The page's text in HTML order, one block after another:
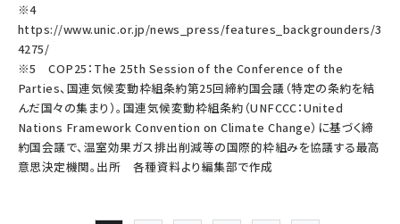
※4
https://www.unic.or.jp/news_press/features_backgrounders/3
4275/
※5 COP25：The 25th Session of the Conference of the
Parties、国連気候変動枠組条約第25回締約国会議（特定の条約を結
んだ国々の集まり）。国連気候変動枠組条約（UNFCCC：United
Nations Framework Convention on Climate Change）に基づく締
約国会議で、温室効果ガス排出削減等の国際的枠組みを協議する最高
意思決定機関。出所 各種資料より編集部で作成